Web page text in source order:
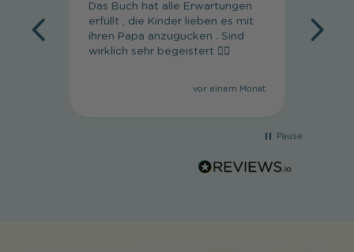
Das Buch hat alle Erwartungen
erfüllt , die Kinder lieben es mit
ihren Papa anzugucken . Sind
wirklich sehr begeistert 👍🏼
vor einem Monat
Pause